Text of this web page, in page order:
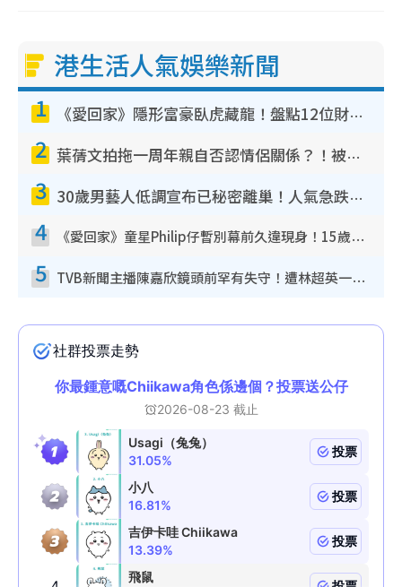
港生活人氣娛樂新聞
1 《愛回家》隱形富豪臥虎藏龍！盤點12位財氣逼人的有錢藝人：呢位靚女3億身家唔憂做
2 葉蒨文拍拖一周年親自否認情侶關係？！被質疑感情造假竟稱GM「普通同事」
3 30歲男藝人低調宣布已秘密離巢！人氣急跌變失蹤人口︰「這幾年過得並不容易」
4 《愛回家》童星Philip仔暫別幕前久違現身！15歲近況暴風長高蛻變帥氣少男
5 TVB新聞主播陳嘉欣鏡頭前罕有失守！遭林超英一句說話突襲嚇親當場大笑